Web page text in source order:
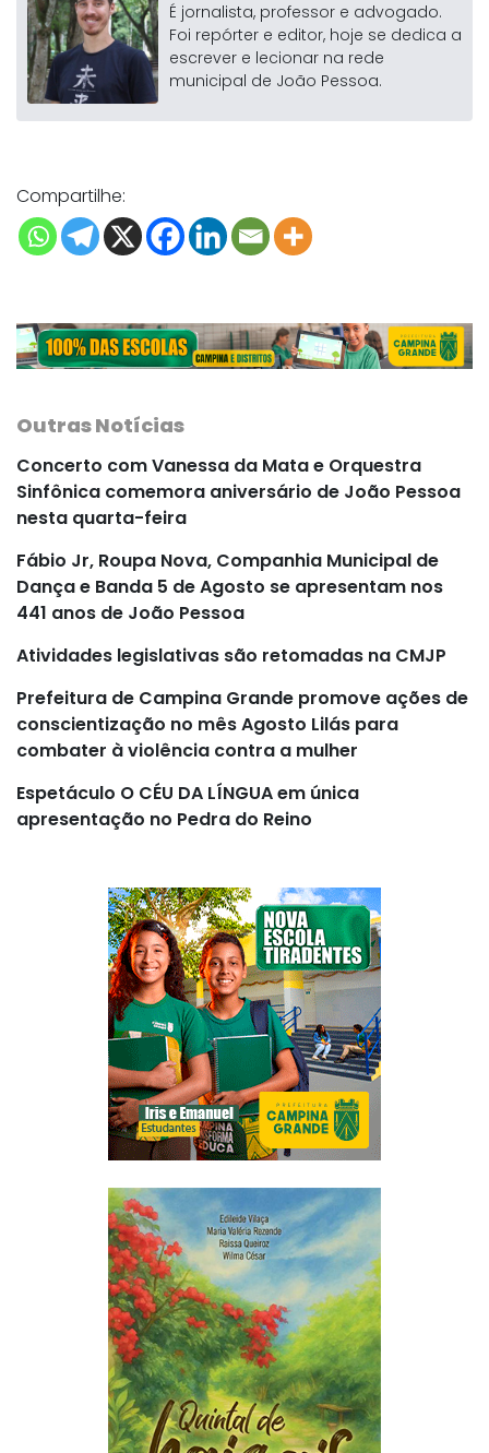
É jornalista, professor e advogado.
Foi repórter e editor, hoje se dedica a
escrever e lecionar na rede
municipal de João Pessoa.
Compartilhe:
Outras Notícias
Concerto com Vanessa da Mata e Orquestra
Sinfônica comemora aniversário de João Pessoa
nesta quarta-feira
Fábio Jr, Roupa Nova, Companhia Municipal de
Dança e Banda 5 de Agosto se apresentam nos
441 anos de João Pessoa
Atividades legislativas são retomadas na CMJP
Prefeitura de Campina Grande promove ações de
conscientização no mês Agosto Lilás para
combater à violência contra a mulher
Espetáculo O CÉU DA LÍNGUA em única
apresentação no Pedra do Reino